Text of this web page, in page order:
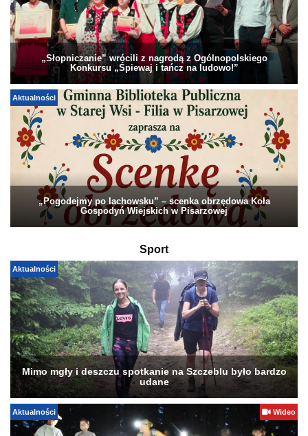
„Słopniczanie” wrócili z nagrodą z Ogólnopolskiego
Konkursu „Śpiewaj i tańcz na ludowo!”
Aktualności
„Pogodejmy po lachowsku” – scenka obrzędowa Koła
Gospodyń Wiejskich w Pisarzowej
Sport
Aktualności
Mimo mgły i deszczu spotkanie na Szczeblu było bardzo
udane
Aktualności Wideo